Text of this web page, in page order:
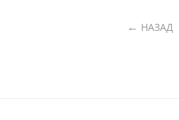
НАЗАД